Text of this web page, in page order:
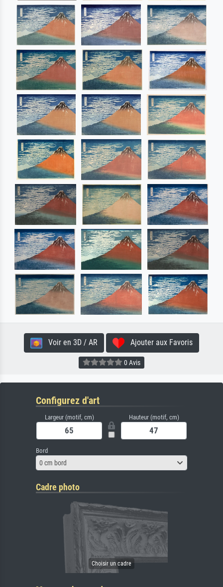
Voir en 3D / AR Ajouter aux Favoris
0 Avis
Configurez d'art
Largeur (motif, cm) Hauteur (motif, cm)
Bord
0 cm bord
Cadre photo